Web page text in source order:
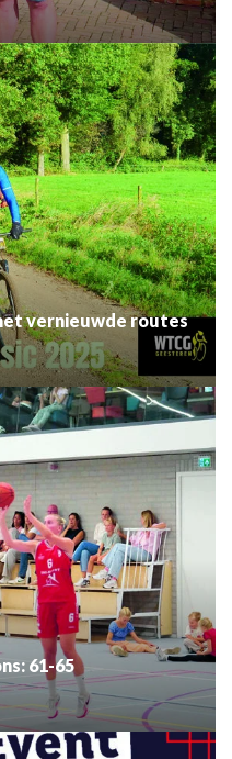
Vasser Heuvelen Classic met vernieuwde routes
61-65